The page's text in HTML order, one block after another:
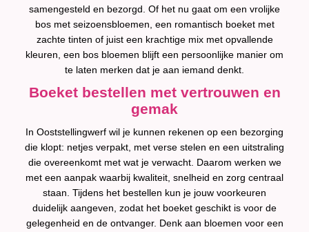
samengesteld en bezorgd. Of het nu gaat om een vrolijke
bos met seizoensbloemen, een romantisch boeket met
zachte tinten of juist een krachtige mix met opvallende
kleuren, een bos bloemen blijft een persoonlijke manier om
te laten merken dat je aan iemand denkt.
Boeket bestellen met vertrouwen en
gemak
In Ooststellingwerf wil je kunnen rekenen op een bezorging
die klopt: netjes verpakt, met verse stelen en een uitstraling
die overeenkomt met wat je verwacht. Daarom werken we
met een aanpak waarbij kwaliteit, snelheid en zorg centraal
staan. Tijdens het bestellen kun je jouw voorkeuren
duidelijk aangeven, zodat het boeket geschikt is voor de
gelegenheid en de ontvanger. Denk aan bloemen voor een